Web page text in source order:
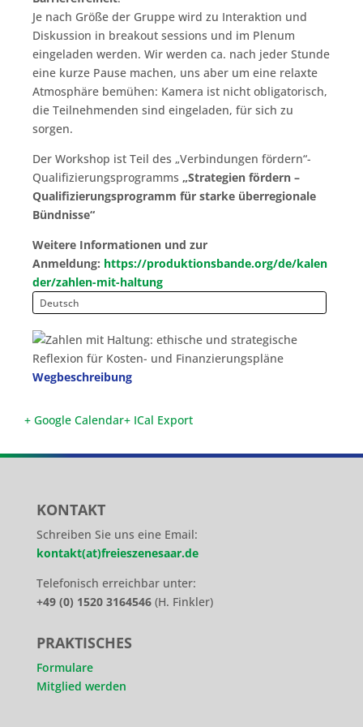
Je nach Größe der Gruppe wird zu Interaktion und
Diskussion in breakout sessions und im Plenum
eingeladen werden. Wir werden ca. nach jeder Stunde
eine kurze Pause machen, uns aber um eine relaxte
Atmosphäre bemühen: Kamera ist nicht obligatorisch,
die Teilnehmenden sind eingeladen, für sich zu
sorgen.
Der Workshop ist Teil des „Verbindungen fördern“-
Qualifizierungsprogramms „Strategien fördern –
Qualifizierungsprogramm für starke überregionale
Bündnisse“
Weitere Informationen und zur
Anmeldung: https://produktionsbande.org/de/kalen
der/zahlen-mit-haltung
Deutsch
Wegbeschreibung
+ Google Calendar+ ICal Export
KONTAKT
Schreiben Sie uns eine Email:
kontakt(at)freieszenesaar.de
Telefonisch erreichbar unter:
+49 (0) 1520 3164546(H. Finkler)
PRAKTISCHES
Formulare
Mitglied werden